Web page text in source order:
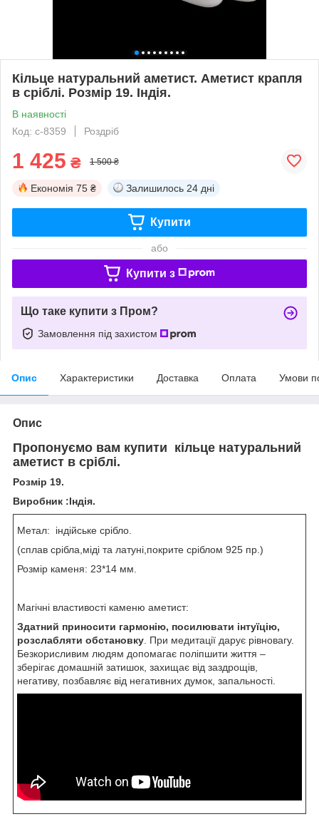
Кільце натуральний аметист. Аметист крапля
в сріблі. Розмір 19. Індія.
В наявності
Код: с-8359
Роздріб
1 425 ₴ 1 500 ₴
Економія 75 ₴ Залишилось 24 дні
Купити
або
Купити з
Що таке купити з Пром?
Замовлення під захистом
Опис Характеристики Доставка Оплата Умови
Опис
Пропонуємо вам купити кільце натуральний
аметист в сріблі.
Розмір 19.
Виробник :Індія.
Метал: індійське срібло.
(сплав срібла,міді та латуні,покрите сріблом 925 пр.)
Розмір каменя: 23*14 мм.
Магічні властивості каменю аметист:
Здатний приносити гармонію, посилювати інтуїцію,
розслабляти обстановку . При медитації дарує рівновагу.
Безкорисливим людям допомагає поліпшити життя –
зберігає домашній затишок, захищає від заздрощів,
негативу, позбавляє від негативних думок, запальності.